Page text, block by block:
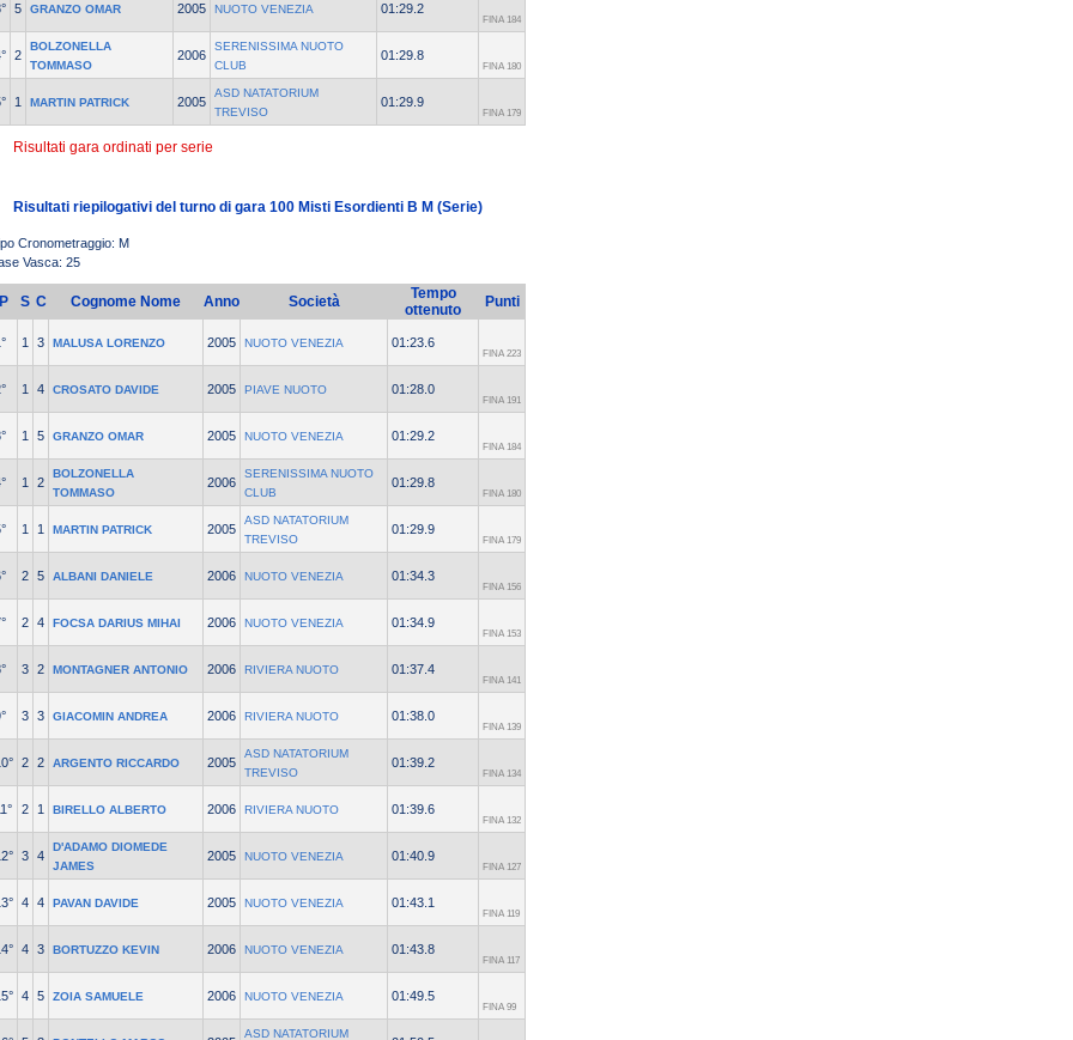
5 GRANZO OMAR 2005 NUOTO VENEZIA 01:29.2
FINA 184
2
BOLZONELLA
TOMMASO
2006
SERENISSIMA NUOTO
CLUB
01:29.8
FINA 180
1 MARTIN PATRICK 2005
ASD NATATORIUM
TREVISO
01:29.9
FINA 179
Risultati gara ordinati per serie
Risultati riepilogativi del turno di gara 100 Misti Esordienti B M (Serie)
Cronometraggio: M
Vasca: 25
P S C Cognome Nome Anno Società
Tempo
ottenuto
Punti
1 3 MALUSA LORENZO 2005 NUOTO VENEZIA 01:23.6
FINA 223
1 4 CROSATO DAVIDE 2005 PIAVE NUOTO 01:28.0
FINA 191
1 5 GRANZO OMAR 2005 NUOTO VENEZIA 01:29.2
FINA 184
1 2
BOLZONELLA
TOMMASO
2006
SERENISSIMA NUOTO
CLUB
01:29.8
FINA 180
1 1 MARTIN PATRICK 2005
ASD NATATORIUM
TREVISO
01:29.9
FINA 179
2 5 ALBANI DANIELE 2006 NUOTO VENEZIA 01:34.3
FINA 156
2 4 FOCSA DARIUS MIHAI 2006 NUOTO VENEZIA 01:34.9
FINA 153
3 2 MONTAGNER ANTONIO 2006 RIVIERA NUOTO 01:37.4
FINA 141
3 3 GIACOMIN ANDREA 2006 RIVIERA NUOTO 01:38.0
FINA 139
2 2 ARGENTO RICCARDO 2005
ASD NATATORIUM
TREVISO
01:39.2
FINA 134
2 1 BIRELLO ALBERTO 2006 RIVIERA NUOTO 01:39.6
FINA 132
3 4
D'ADAMO DIOMEDE
JAMES
2005 NUOTO VENEZIA 01:40.9
FINA 127
4 4 PAVAN DAVIDE 2005 NUOTO VENEZIA 01:43.1
FINA 119
4 3 BORTUZZO KEVIN 2006 NUOTO VENEZIA 01:43.8
FINA 117
4 5 ZOIA SAMUELE 2006 NUOTO VENEZIA 01:49.5
FINA 99
ASD NATATORIUM